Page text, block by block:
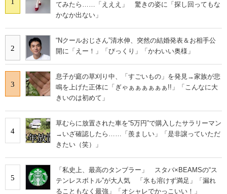
てみたら……「えええ」 驚きの姿に「探し回ってもな
かなか出ない」
2
“Nクールおじさん”清水伸、突然の結婚発表＆お相手公
開に「えー！」「びっくり」「かわいい奥様」
3
息子が庭の草刈り中、「すごいもの」を発見→家族が悲
鳴を上げた正体に「ぎゃぁぁぁぁぁぁ!!」「こんなに大
きいのは初めて」
4
草むらに放置された車を“5万円”で購入したサラリーマン
→いざ確認したら……「羨ましい」「是非譲っていただ
きたい（笑）」
5
「私史上、最高のタンブラー」 スタバ×BEAMSの“ス
テンレスボトル”が大人気 「氷も溶けず満足」「漏れ
ることもなく最強」「オシャレでかっこいい！」